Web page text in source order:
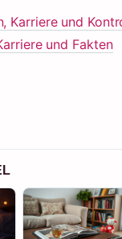
Karriere und
und Fakten